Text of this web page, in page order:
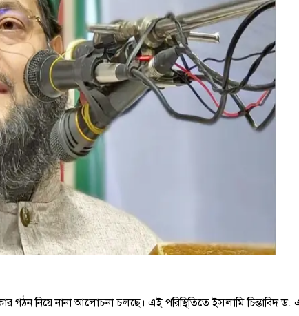
গঠন নিয়ে নানা আলোচনা চলছে। এই পরিস্থিতিতে ইসলামি চিন্তাবিদ ড.